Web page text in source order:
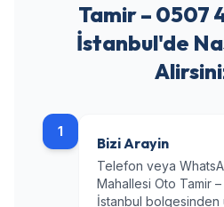
Tamir – 0507
İstanbul'de
1
Bizi Arayin
Telefon veya
Mahallesi Oto Tamir
İstanbul bolgesinden